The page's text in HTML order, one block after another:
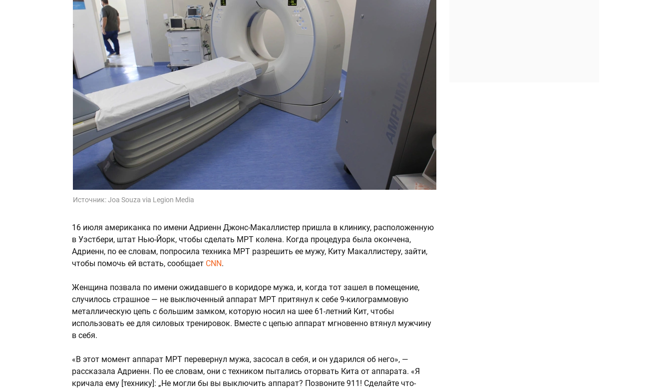
Источник:Joa Souza via Legion Media
16 июля американка по имени Адриенн Джонс-Макаллистер пришла в клинику, расположенную
в Уэстбери, штат Нью-Йорк, чтобы сделать МРТ колена. Когда процедура была окончена,
Адриенн, по ее словам, попросила техника МРТ разрешить ее мужу, Киту Макаллистеру, зайти,
чтобы помочь ей встать, сообщает CNN.
Женщина позвала по имени ожидавшего в коридоре мужа, и, когда тот зашел в помещение,
случилось страшное — не выключенный аппарат МРТ притянул к себе 9-килограммовую
металлическую цепь с большим замком, которую носил на шее 61-летний Кит, чтобы
использовать ее для силовых тренировок. Вместе с цепью аппарат мгновенно втянул мужчину
в себя.
«В этот момент аппарат МРТ перевернул мужа, засосал в себя, и он ударился об него», —
рассказала Адриенн. По ее словам, они с техником пытались оторвать Кита от аппарата. «Я
кричала ему [технику]: „Не могли бы вы выключить аппарат? Позвоните 911! Сделайте что-